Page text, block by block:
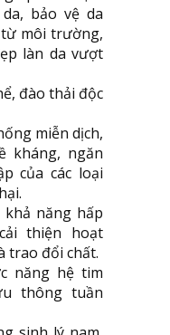
bảo vệ da
môi trường,
làn da vượt
đào thải độc
miễn dịch,
kháng, ngăn
của các loại
năng hấp
thiện hoạt
trao đổi chất.
năng hệ tim
thông tuần